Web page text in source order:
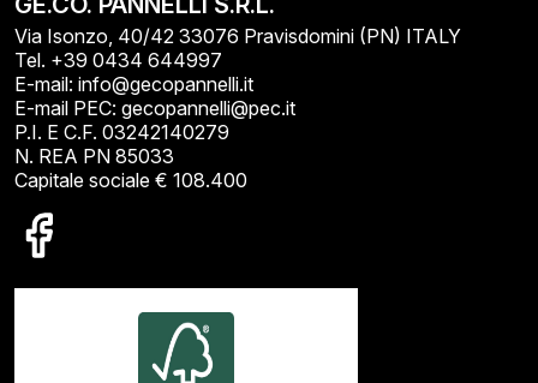
Via Isonzo, 40/42 33076 Pravisdomini (PN) ITALY
Tel. +39 0434 644997
E-mail: info@gecopannelli.it
E-mail PEC: gecopannelli@pec.it
P.I. E C.F. 03242140279
N. REA PN 85033
Capitale sociale € 108.400